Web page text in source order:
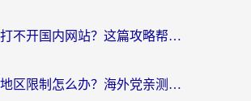
人在国外打不开国内网站？这篇攻略帮你无缝解锁国内资源（附交管12123使用技巧）
香港优酷地区限制怎么办？海外党亲测有效的追剧解决方案